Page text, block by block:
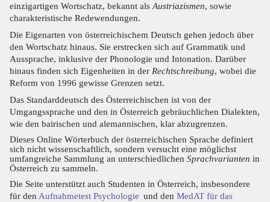
einzigartigen Wortschatz, bekannt als Austriazismen, sowie
charakteristische Redewendungen.
Die Eigenarten von österreichischem Deutsch gehen jedoch über
den Wortschatz hinaus. Sie erstrecken sich auf Grammatik und
Aussprache, inklusive der Phonologie und Intonation. Darüber
hinaus finden sich Eigenheiten in der Rechtschreibung, wobei die
Reform von 1996 gewisse Grenzen setzt.
Das Standarddeutsch des Österreichischen ist von der
Umgangssprache und den in Österreich gebräuchlichen Dialekten,
wie den bairischen und alemannischen, klar abzugrenzen.
Dieses Online Wörterbuch der österreichischen Sprache definiert
sich nicht wissenschaftlich, sondern versucht eine möglichst
umfangreiche Sammlung an unterschiedlichen Sprachvarianten in
Österreich zu sammeln.
Die Seite unterstützt auch Studenten in Österreich, insbesondere
für den Aufnahmetest Psychologie und den MedAT für das